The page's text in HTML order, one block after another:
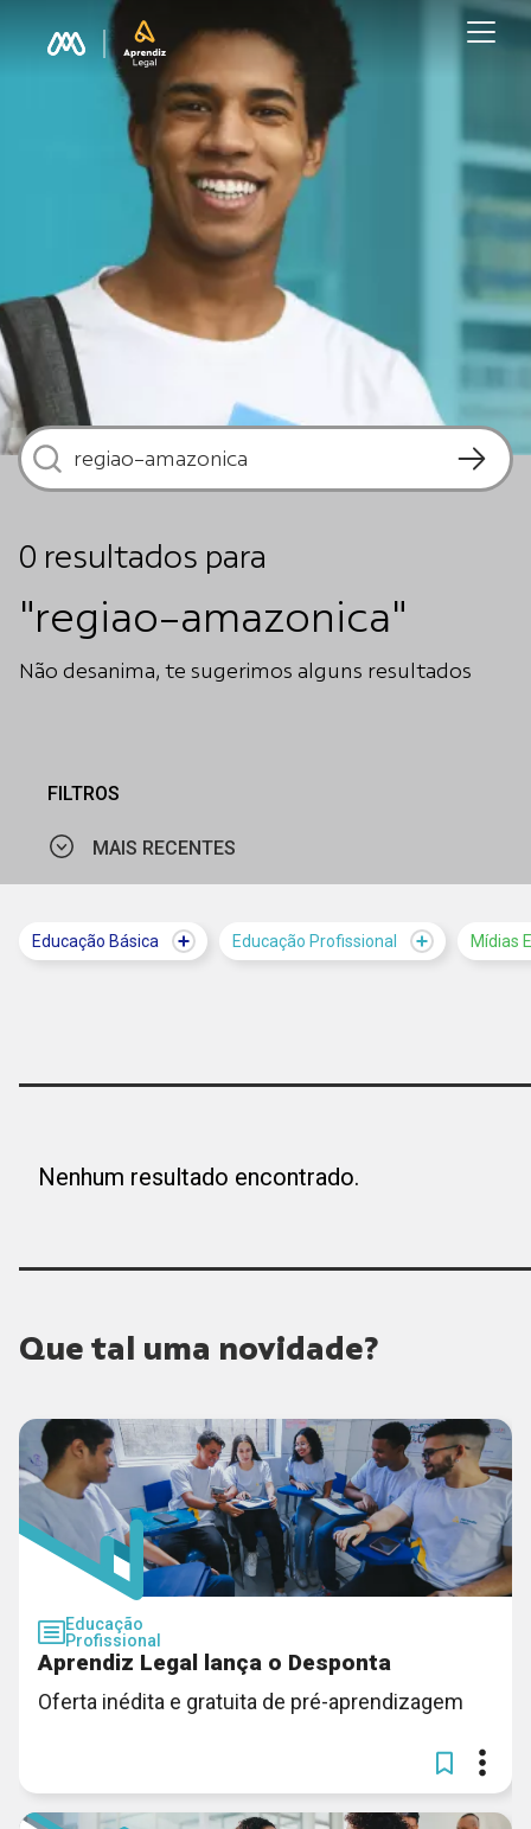
0 resultados para
"regiao-amazonica"
Não desanima, te sugerimos alguns resultados
FILTROS
MAIS RECENTES
Educação Básica Educação Profissional Mídias
Nenhum resultado encontrado.
Que tal uma novidade?
Educação
Profissional
Aprendiz Legal lança o Desponta
Oferta inédita e gratuita de pré-aprendizagem